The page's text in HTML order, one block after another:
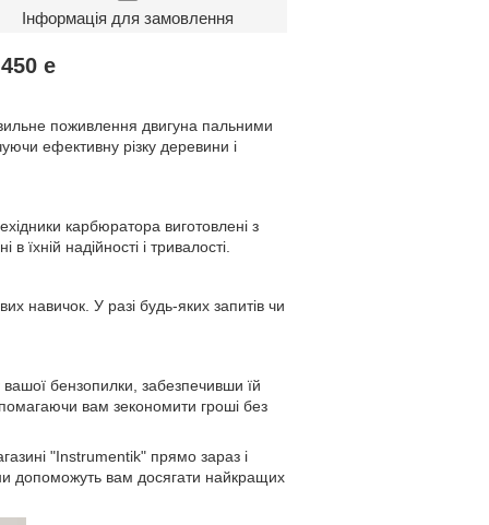
Інформація для замовлення
е
поживлення двигуна пальними
ефективну різку деревини і
карбюратора виготовлені з
їхній надійності і тривалості.
навичок. У разі будь-яких запитів чи
бензопилки, забезпечивши їй
вам зекономити гроші без
"Instrumentik" прямо зараз і
допоможуть вам досягати найкращих